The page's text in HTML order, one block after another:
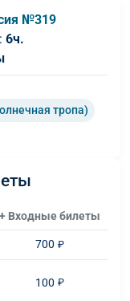
№319
6ч.
тропа)
+ Входные билеты
700 ₽
100 ₽